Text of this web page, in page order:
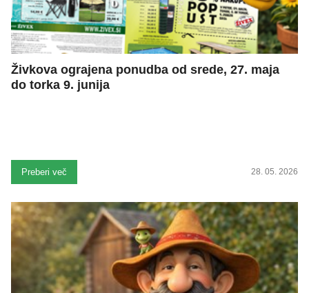
Živkova ograjena ponudba od srede, 27. maja
do torka 9. junija
Preberi več 28. 05. 2026